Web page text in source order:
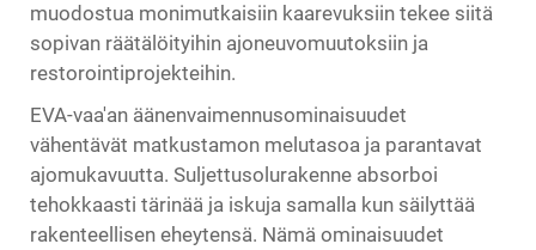
muodostua monimutkaisiin kaarevuksiin tekee siitä
sopivan räätälöityihin ajoneuvomuutoksiin ja
restorointiprojekteihin.
EVA-vaa'an äänenvaimennusominaisuudet
vähentävät matkustamon melutasoa ja parantavat
ajomukavuutta. Suljettusolurakenne absorboi
tehokkaasti tärinää ja iskuja samalla kun säilyttää
rakenteellisen eheytensä. Nämä ominaisuudet